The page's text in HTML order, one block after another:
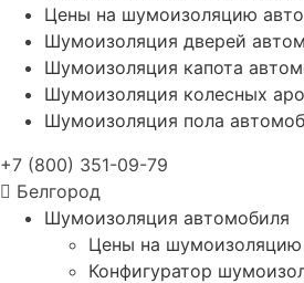
Цены на шумоизоляцию
Шумоизоляция дверей
Шумоизоляция капота
Шумоизоляция колесных
Шумоизоляция пола
+7 (800) 351-09-79
Белгород
Шумоизоляция автомобиля
Цены на шумоизоляцию
Конфигуратор